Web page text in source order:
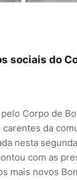
sociais do
Corpo de
da
nesta
com as
mais novos